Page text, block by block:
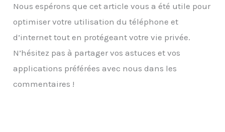
Nous espérons que cet article vous a été utile pour
optimiser votre utilisation du téléphone et
d’internet tout en protégeant votre vie privée.
N’hésitez pas à partager vos astuces et vos
applications préférées avec nous dans les
commentaires !